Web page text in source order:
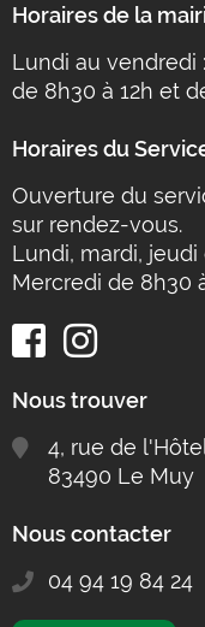
Horaires de la
Lundi au vendredi :
de 8h30 à 12h et
Horaires du
Ouverture du
sur rendez-vous.
Lundi, mardi,
Mercredi de 8h30
Nous trouver
4, rue de
83490 Le Muy
Nous contacter
04 94 19 84 24